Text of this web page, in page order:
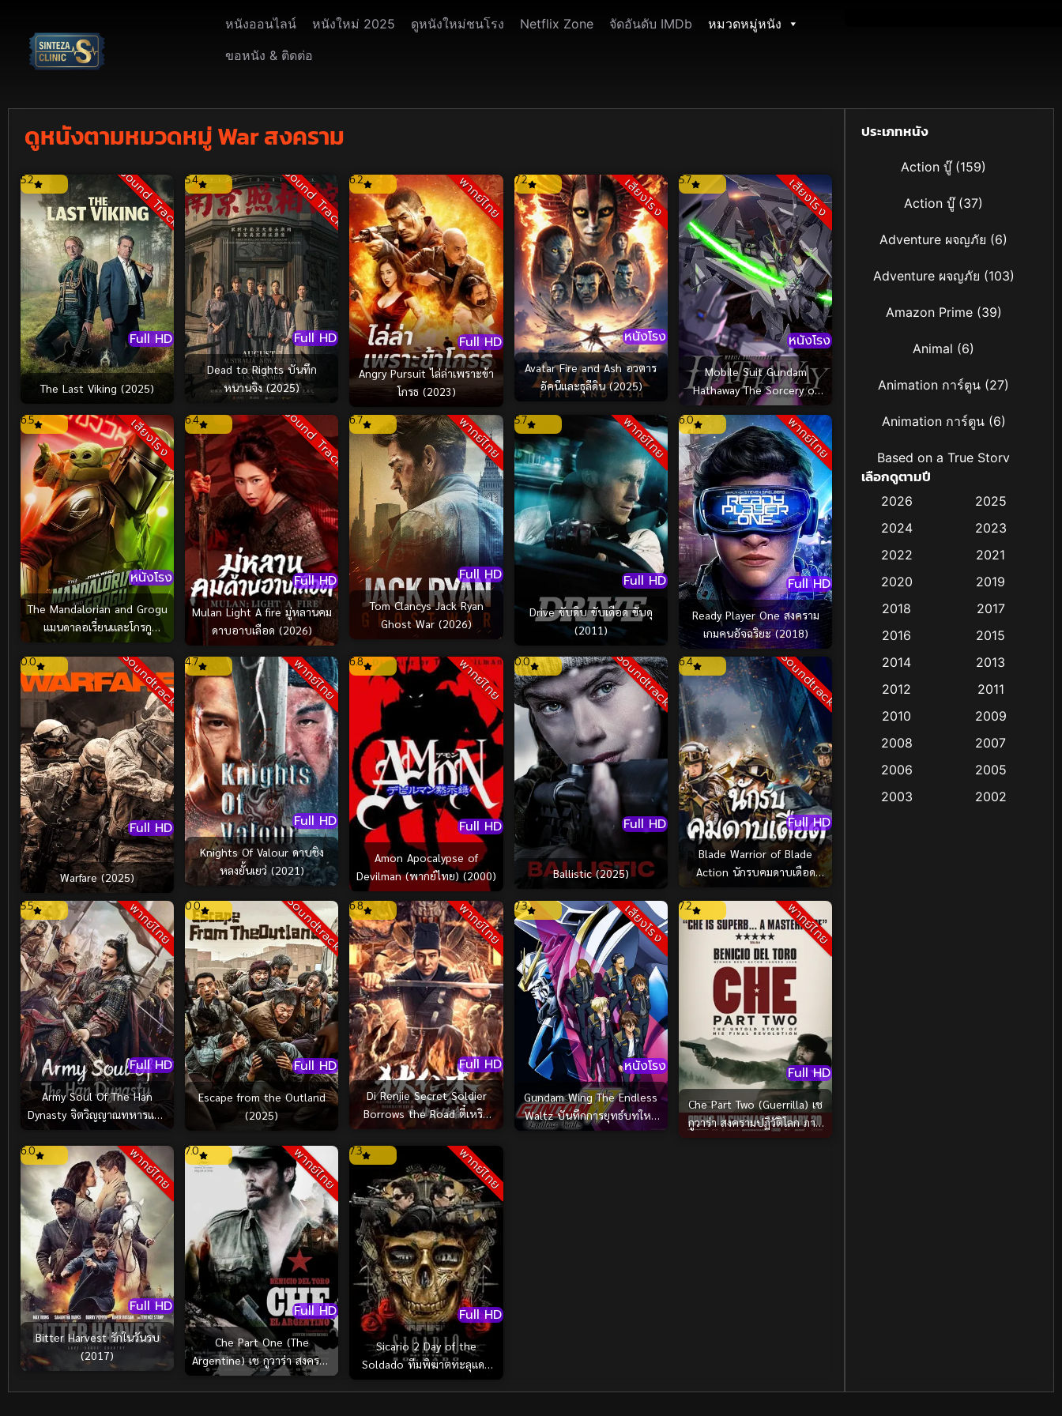
หนังออนไลน์ หนังใหม่ 2025 ดูหนังใหม่ชนโรง Netflix Zone จัดอันดับ IMDb
หมวดหมู่หนัง
ขอหนัง & ติดต่อ
ดูหนังตามหมวดหมู่ War สงคราม
Sound Track
Full HD
5.2
The Last Viking (2025)
Sound Track
Full HD
5.4
Dead to Rights บันทึก
หนานจิง (2025)
พากย์ไทย
Full HD
6.2
Angry Pursuit ไล่ล่าเพราะข้า
โกรธ (2023)
เสียงโรง
หนังโรง
7.2
Avatar Fire and Ash อวตาร
อัคนีและธุลีดิน (2025)
เสียงโรง
หนังโรง
5.7
Mobile Suit Gundam
Hathaway The Sorcery of
Nymph Circe โมบิลสูท กันดั้ม
ฮาธาเวย์ เดอะ ซอร์เซอรี ออฟ
นิมฟ์ เซอร์ซี (2026)
เสียงโรง
หนังโรง
6.5
The Mandalorian and Grogu
แมนดาลอเรี่ยนและโกรกู
(2026)
Sound Track
Full HD
6.4
Mulan Light A fire มู่หลานคม
ดาบอาบเลือด (2026)
พากย์ไทย
Full HD
6.7
Tom Clancys Jack Ryan
Ghost War (2026)
พากย์ไทย
Full HD
5.7
Drive ขับดิบ ขับเดือด ขับดุ
(2011)
พากย์ไทย
Full HD
6.0
Ready Player One สงคราม
เกมคนอัจฉริยะ (2018)
Soundtrack
Full HD
0.0
Warfare (2025)
พากย์ไทย
Full HD
4.7
Knights Of Valour ดาบชิง
หลงยั้นเยว่ (2021)
พากย์ไทย
Full HD
6.8
Amon Apocalypse of
Devilman (พากย์ไทย) (2000)
Soundtrack
Full HD
0.0
Ballistic (2025)
Soundtrack
Full HD
6.4
Blade Warrior of Blade
Action นักรบคมดาบเดือด
พากย์ไทย
Full HD
5.5
Army Soul Of The Han
Dynasty จิตวิญญาณทหารแห่ง
ราชวงศ์ฮัน (2022)
Soundtrack
Full HD
0.0
Escape from the Outland
(2025)
พากย์ไทย
Full HD
6.8
Di Renjie Secret Soldier
Borrows the Road ตี๋เหริน
เจี๋ย เส้นทางปริศนา (2023)
เสียงโรง
หนังโรง
7.3
Gundam Wing The Endless
Waltz บันทึกการยุทธ์บทใหม่
กันดั้มวิง เอนด์เลส วอลซ์
พากย์ไทย
Full HD
7.2
Che Part Two (Guerrilla) เช
กูวาร่า สงครามปฏิวัติโลก ภาค
พากย์ไทย
Full HD
6.0
Bitter Harvest รักในวันรบ
(2017)
พากย์ไทย
Full HD
7.0
Che Part One (The
Argentine) เช กูวาร่า สงคราม
ปฏิวัติโลก ภาค 1 (2008)
พากย์ไทย
Full HD
7.3
Sicario 2 Day of the
Soldado ทีมพิฆาตทะลุแดน
เดือด 2 (2018)
ประเภทหนัง
Action บู๊(159)
Action บู๊(37)
Adventure ผจญภัย (6)
Adventure ผจญภัย (103)
Amazon Prime(39)
Animal (6)
Animation การ์ตูน (27)
Animation การ์ตูน(6)
Based on a True Story
เรื่องจริง
Biography ชีวิตจริง(16)
Black Comedy (6)
Comedy ตลก (21)
Comedy ตลก (85)
เลือกดูตามปี
2026
2025
2024
2023
2022
2021
2020
2019
2018
2017
2016
2015
2014
2013
2012
2011
2010
2009
2008
2007
2006
2005
2003
2002